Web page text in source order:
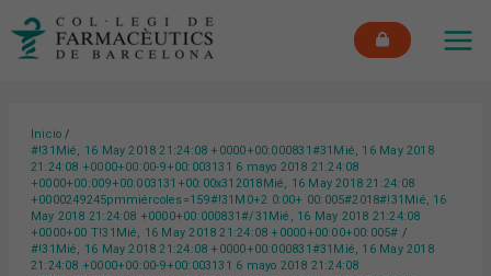
Inicio
#!31Mié, 16 May 2018 21:24:08 +0000+00:000831#31Mié, 16 May 2018
21:24:08 +0000+00:00-9+00:003131 6 mayo 2018 21:24:08
+0000+00:009+00:003131+00:00x312018Mié, 16 May 2018 21:24:08
+0000249245pmmiércoles=159#!31M0+2 0:00+ 00:005#2018#!31Mié, 16
May 2018 21:24:08 +0000+00:000831#/31Mié, 16 May 2018 21:24:08
+0000+00 T!31Mié, 16 May 2018 21:24:08 +0000+00:00+00:005#
#!31Mié, 16 May 2018 21:24:08 +0000+00:000831#31Mié, 16 May 2018
21:24:08 +0000+00:00-9+00:003131 6 mayo 2018 21:24:08